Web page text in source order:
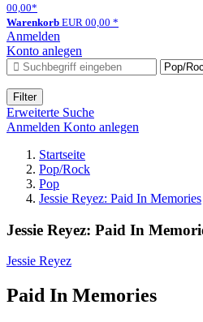
00,00*
Warenkorb EUR 00,00 *
Anmelden
Konto anlegen
Filter
Erweiterte Suche
Anmelden Konto anlegen
Startseite
Pop/Rock
Pop
Jessie Reyez: Paid In Memories
Jessie Reyez: Paid In
Jessie Reyez
Paid In Memories